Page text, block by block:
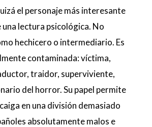
el personaje más interesante
lectura psicológica. No
hechicero o intermediario. Es
contaminada: víctima,
traidor, superviviente,
del horror. Su papel permite
en una división demasiado
absolutamente malos e